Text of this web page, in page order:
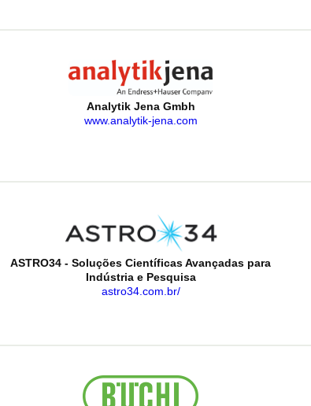
Analytik Jena Gmbh
www.analytik-jena.com
ASTRO34 - Soluções Científicas Avançadas para
Indústria e Pesquisa
astro34.com.br/